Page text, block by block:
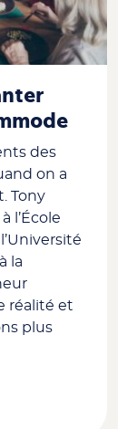
des
on a
Tony
l’École
la
réalité et
plus